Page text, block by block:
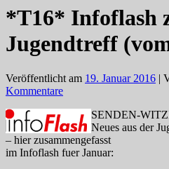
*T16* Infoflash
Jugendtreff
Veröffentlicht am 19. Januar 2016 |
Kommentare
SENDEN-
Neues aus der
– hier zusammengefasst
im Infoflash fuer Januar: